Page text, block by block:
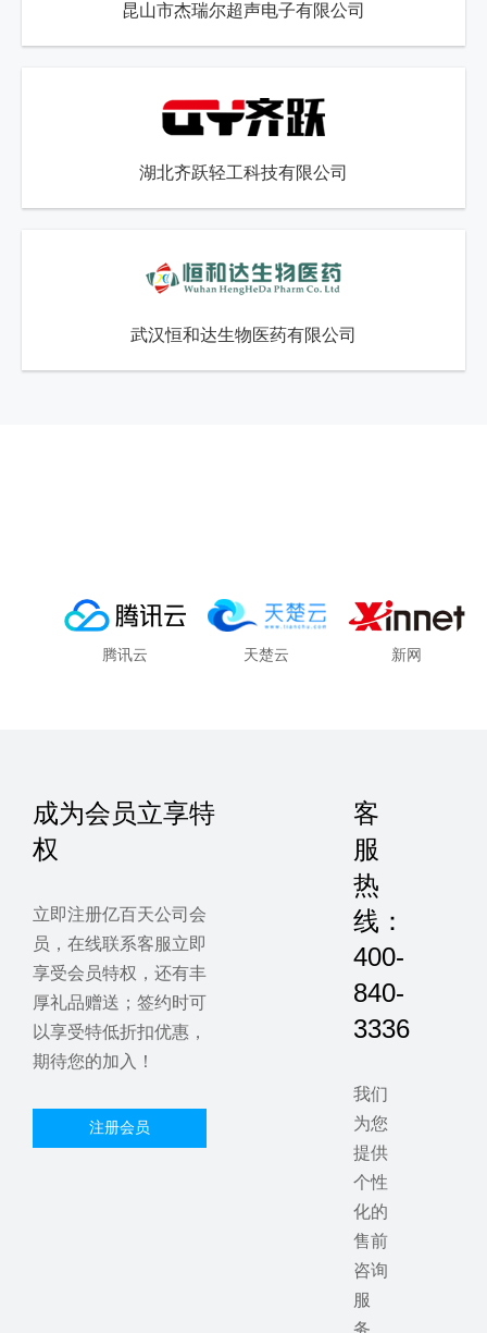
昆山市杰瑞尔超声电子有限公司
湖北齐跃轻工科技有限公司
武汉恒和达生物医药有限公司
腾讯云 天楚云 新网
成为会员立享特
权
立即注册亿百天公司会
员，在线联系客服立即
享受会员特权，还有丰
厚礼品赠送；签约时可
以享受特低折扣优惠，
期待您的加入！
注册会员
客
服
热
线：
400-
840-
3336
我们
为您
提供
个性
化的
售前
咨询
服